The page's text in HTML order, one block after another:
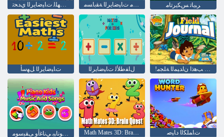
ﻡﻮﺗ ﻦﻳﻮﻟﺎﻬﻠﻟ ﺕﺎﻴﺿﺎﻳﺮﻟﺍ ﻱﺪﺤﺗ ﺔﺒﻟﺎﺴﻟﺍ ﻡﺎﻗﺭﻷ ﺍ ﻊﻣ ﺕﺎﻴﺿﺎﻳﺮﻟﺍ ﺔﻘﺑﺎﺴﻣ ﺮﺒﻳﺎﺗ ﺲﻜﻳﺮﺗﺎﻣ
ﺕﺎﻴﺿﺎﻳﺮﻟﺍ ﻞﻬﺳﺃ ﻝﺎﻔﻃﻸ ﻟ ﺕﺎﻴﺿﺎﻳﺮﻟﺍ !ﺐﻫﺫﺍ ﻮﻐﻴﻳﺩ ﺐﻫﺫﺍ ﻥﺍﺪﻴﻤﻟﺍ ﺔﻠﺠﻣ
Math Mates 3D: Brain Quest ﺕﺎﻤﻠﻜﻟﺍ ﺩﺎﻴﺻ